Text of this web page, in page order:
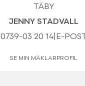
TÄBY
JENNY STADVALL
0739-03 20 14| E-POST
SE MIN MÄKLARPROFIL